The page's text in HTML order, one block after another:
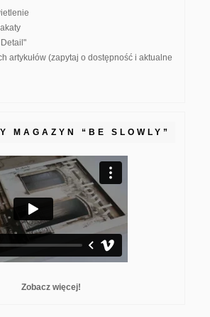
artykułów (zapytaj o dostępność i aktualne
MAGAZYN “BE SLOWLY”
Zobacz więcej!